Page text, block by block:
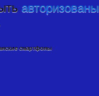
авторизованы
смартфоны